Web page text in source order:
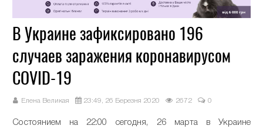
В Украине зафиксировано 196
случаев заражения коронавирусом
COVID-19
Елена Великая 23:49, 26 Березня 2020 2672 0
Состоянием на 22:00 сегодня, 26 марта в Украине